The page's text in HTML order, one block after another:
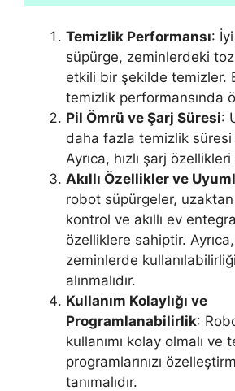
Temizlik Performansı:
süpürge, zeminlerdeki
etkili bir şekilde temizler.
temizlik performansında
Pil Ömrü ve Şarj Süresi:
daha fazla temizlik
Ayrıca, hızlı şarj
Akıllı Özellikler ve
robot süpürgeler,
kontrol ve akıllı ev
özelliklere sahiptir.
zeminlerde
alınmalıdır.
Kullanım Kolaylığı ve
Programlanabilirlik:
kullanımı kolay olmalı ve
programlarınızı
tanımalıdır.